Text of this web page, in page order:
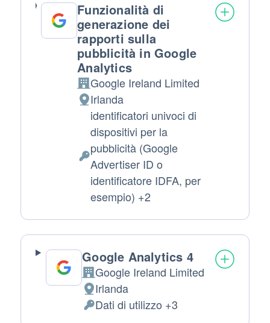
Funzionalità di
generazione dei
rapporti sulla
pubblicità in Google
Analytics
Azienda:
Google Ireland Limited
Luogo del trattamento:
Irlanda
Dati Personali trattati:
identificatori univoci di
dispositivi per la
pubblicità (Google
Advertiser ID o
identificatore IDFA, per
esempio) +2
Google Analytics 4
Azienda:
Google Ireland Limited
Luogo del trattamento:
Irlanda
Dati Personali trattati:
Dati di utilizzo +3